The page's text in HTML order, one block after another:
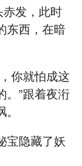
赤发，此时
东西，在暗
你就怕成这
。”跟着夜洐
宝隐藏了妖